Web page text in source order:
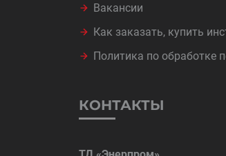
Вакансии
Как заказать, купить
Политика по обработке
КОНТАКТЫ